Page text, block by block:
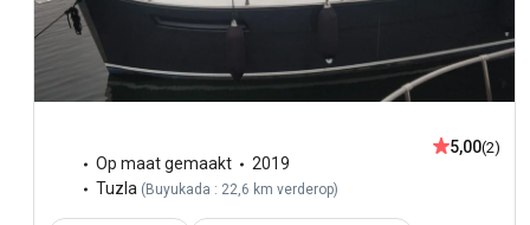
Op maat gemaakt
2019
Tuzla ( Buyukada : 22,6 km verderop)
5,00(2)